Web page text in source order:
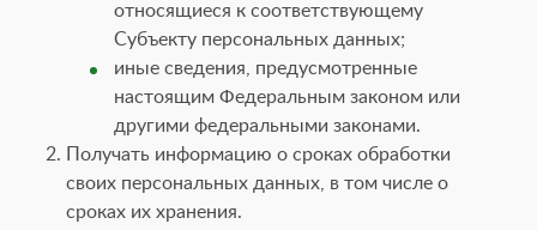
относящиеся к соответствующему
Субъекту персональных данных;
иные сведения, предусмотренные
настоящим Федеральным законом или
другими федеральными законами.
Получать информацию о сроках обработки
своих персональных данных, в том числе о
сроках их хранения.